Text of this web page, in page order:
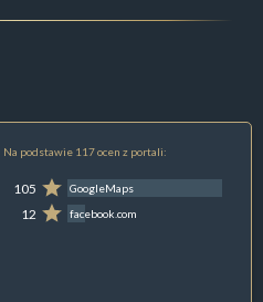
Na podstawie 117 ocen z portali:
105 GoogleMaps
12 facebook.com